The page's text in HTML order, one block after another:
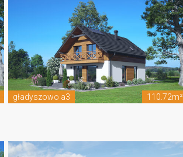
gładyszowo a3 110.72m²